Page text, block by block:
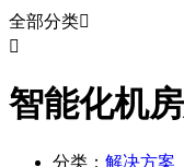
全部分类

智能化机
分类： 解决方案